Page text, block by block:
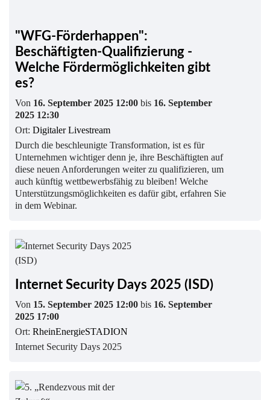
"WFG-Förderhappen":
Beschäftigten-Qualifizierung -
Welche Fördermöglichkeiten gibt
es?
Von 16. September 2025 12:00 bis 16. September
2025 12:30
Ort: Digitaler Livestream
Durch die beschleunigte Transformation, ist es für
Unternehmen wichtiger denn je, ihre Beschäftigten auf
diese neuen Anforderungen weiter zu qualifizieren, um
auch künftig wettbewerbsfähig zu bleiben! Welche
Unterstützungsmöglichkeiten es dafür gibt, erfahren Sie
in dem Webinar.
Internet Security Days 2025 (ISD)
Von 15. September 2025 12:00 bis 16. September
2025 17:00
Ort: RheinEnergieSTADION
Internet Security Days 2025